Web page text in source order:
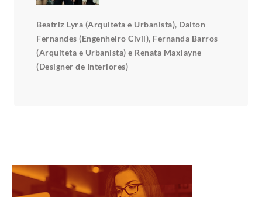
Beatriz Lyra (Arquiteta e Urbanista), Dalton
Fernandes (Engenheiro Civil), Fernanda Barros
(Arquiteta e Urbanista) e Renata Maxlayne
(Designer de Interiores)